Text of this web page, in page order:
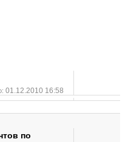
01.12.2010 16:58
по